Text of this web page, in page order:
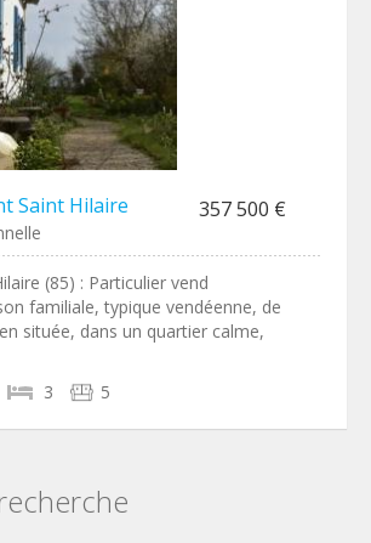
Saint Hilaire 357 500 €
(85) : Particulier vend
familiale, typique vendéenne, de
située, dans un quartier calme,
3 5